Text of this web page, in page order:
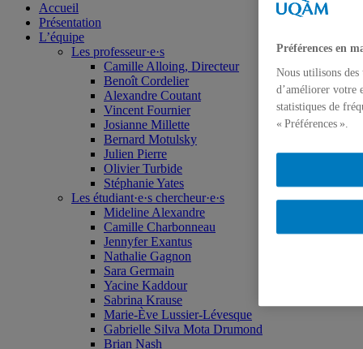
Accueil
Présentation
L’équipe
Les professeur·e·s
Camille Alloing, Directeur
Benoît Cordelier
Alexandre Coutant
Vincent Fournier
Josianne Millette
Bernard Motulsky
Julien Pierre
Olivier Turbide
Stéphanie Yates
Les étudiant·e·s chercheur·e·s
Mideline Alexandre
Camille Charbonneau
Jennyfer Exantus
Nathalie Gagnon
Sara Germain
Yacine Kaddour
Sabrina Krause
Marie-Ève Lussier-Lévesque
Gabrielle Silva Mota Drumond
Brian Nash
Préférences en
Nous utilisons
d’améliorer votre
statistiques de
« Préférences ».